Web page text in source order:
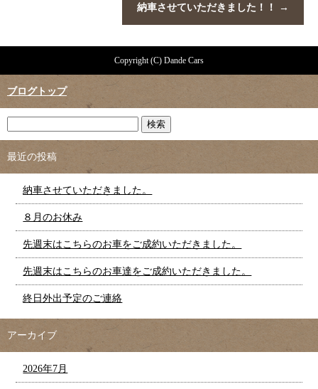
納車させていただきました！！ →
Copyright (C) Dande Cars
ブログトップ
最近の投稿
納車させていただきました。
８月のお休み
先週末はこちらのお車をご成約いただきました。
先週末はこちらのお車達をご成約いただきました。
終日外出予定のご連絡
アーカイブ
2026年7月